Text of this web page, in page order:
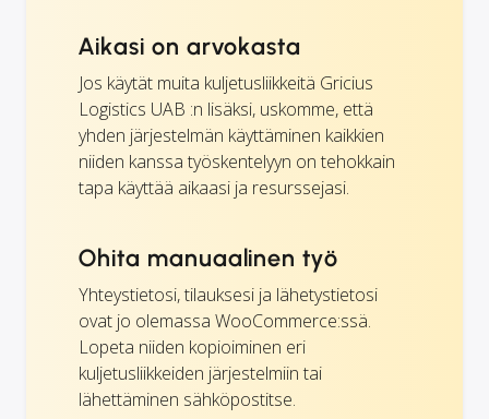
Aikasi on arvokasta
Jos käytät muita kuljetusliikkeitä Gricius
Logistics UAB :n lisäksi, uskomme, että
yhden järjestelmän käyttäminen kaikkien
niiden kanssa työskentelyyn on tehokkain
tapa käyttää aikaasi ja resurssejasi.
Ohita manuaalinen työ
Yhteystietosi, tilauksesi ja lähetystietosi
ovat jo olemassa WooCommerce:ssä.
Lopeta niiden kopioiminen eri
kuljetusliikkeiden järjestelmiin tai
lähettäminen sähköpostitse.